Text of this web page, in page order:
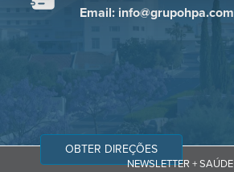
Email: info@grupohpa.com
OBTER DIREÇÕES
NEWSLETTER + SAÚDE